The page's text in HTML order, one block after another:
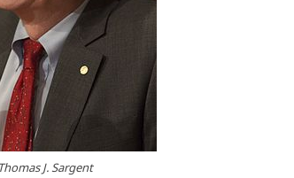
Thomas J. Sargent